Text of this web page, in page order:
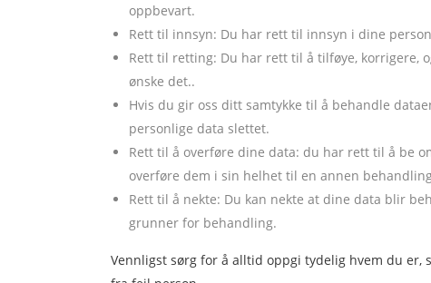
oppbevart.
Rett til innsyn: Du har rett til innsyn i dine
Rett til retting: Du har rett til å tilføye, korrigere,
ønske det..
Hvis du gir oss ditt samtykke til å behandle
personlige data slettet.
Rett til å overføre dine data: du har rett til å be
overføre dem i sin helhet til en annen
Rett til å nekte: Du kan nekte at dine data blir
grunner for behandling.
Vennligst sørg for å alltid oppgi tydelig hvem du